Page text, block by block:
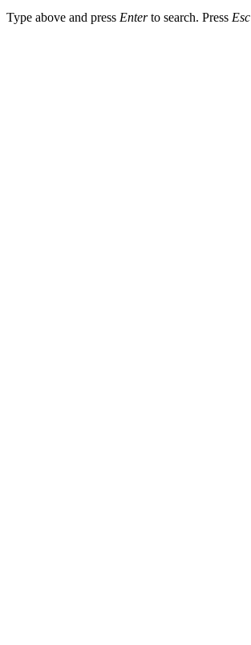
Type above and press Enterto search. Press Esc